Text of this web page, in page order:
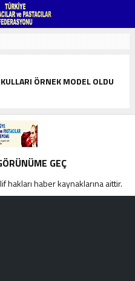
ÖRNEK MODEL OLDU
GEÇ
hakları haber kaynaklarına aittir.